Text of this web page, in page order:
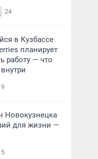
24
в Кузбассе
планирует
работу — что
9
Новокузнецка
для жизни —
5